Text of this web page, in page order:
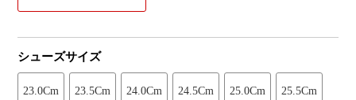
シューズサイズ
23.0Cm 23.5Cm 24.0Cm 24.5Cm 25.0Cm 25.5Cm